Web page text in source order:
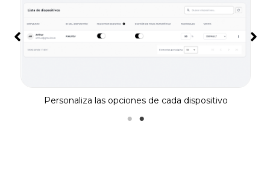
Personaliza las opciones de cada dispositivo